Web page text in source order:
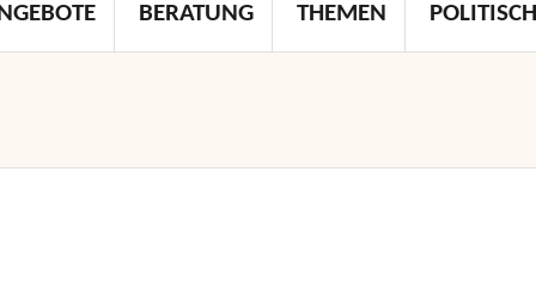
BERATUNG THEMEN